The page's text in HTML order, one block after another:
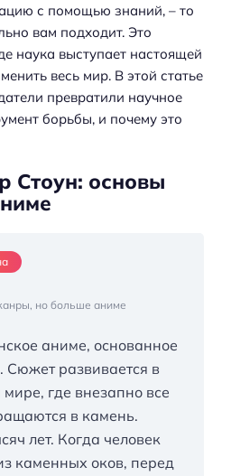
с помощью знаний, – то
вам подходит. Это
наука выступает настоящей
весь мир. В этой статье
превратили научное
борьбы, и почему это
Стоун: основы
но больше аниме
аниме, основанное
Сюжет развивается в
где внезапно все
в камень.
лет. Когда человек
каменных оков, перед